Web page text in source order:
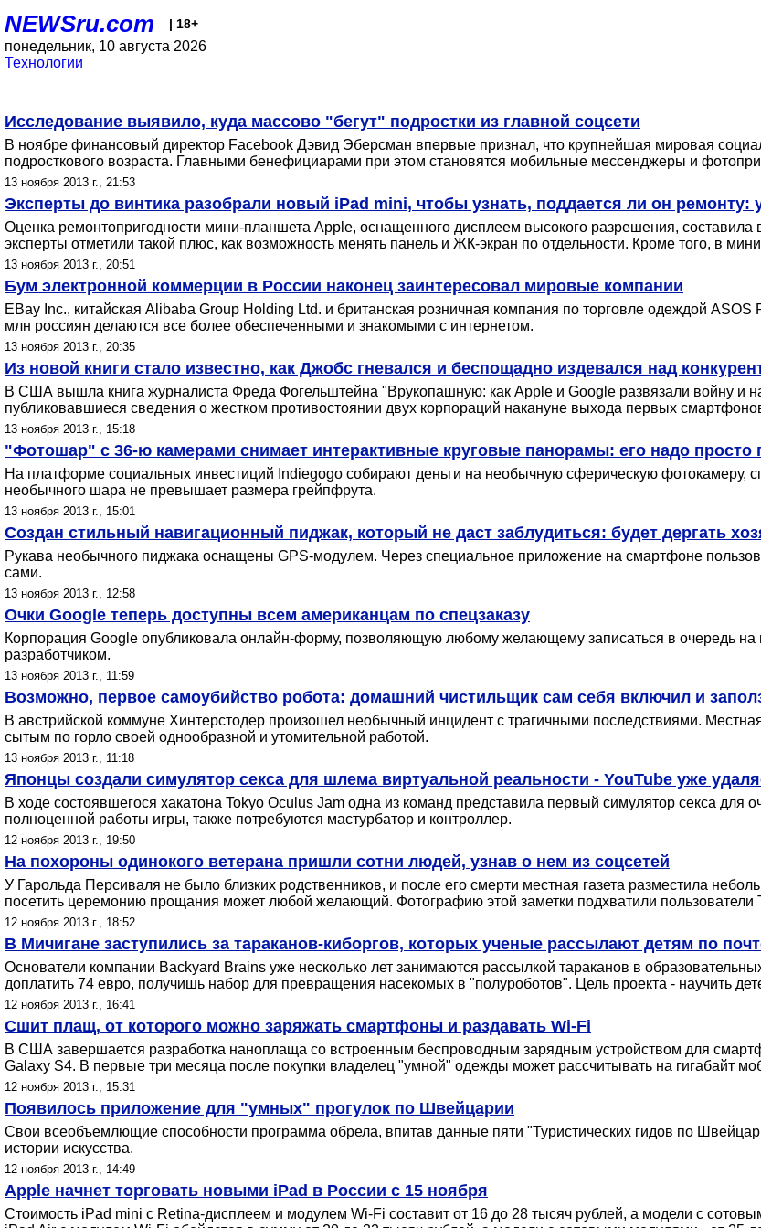
NEWSru.com | 18+
понедельник, 10 августа 2026
Технологии
Исследование выявило, куда массово "бегут" подростки из главной соцсети
В ноябре финансовый директор Facebook Дэвид Эберсман впервые признал, что крупнейшая мировая
подросткового возраста. Главными бенефициарами при этом становятся мобильные мессенджеры и
13 ноября 2013 г., 21:53
Эксперты до винтика разобрали новый iPad mini, чтобы узнать, поддается ли он ремонту:
Оценка ремонтопригодности мини-планшета Apple, оснащенного дисплеем высокого разрешения,
эксперты отметили такой плюс, как возможность менять панель и ЖК-экран по отдельности. Кроме того, в
13 ноября 2013 г., 20:51
Бум электронной коммерции в России наконец заинтересовал мировые компании
EBay Inc., китайская Alibaba Group Holding Ltd. и британская розничная компания по торговле одеждой
млн россиян делаются все более обеспеченными и знакомыми с интернетом.
13 ноября 2013 г., 20:35
Из новой книги стало известно, как Джобс гневался и беспощадно издевался над
В США вышла книга журналиста Фреда Фогельштейна "Врукопашную: как Apple и Google развязали войну и
публиковавшиеся сведения о жестком противостоянии двух корпораций накануне выхода первых
13 ноября 2013 г., 15:18
"Фотошар" с 36-ю камерами снимает интерактивные круговые панорамы: его надо
На платформе социальных инвестиций Indiegogo собирают деньги на необычную сферическую
необычного шара не превышает размера грейпфрута.
13 ноября 2013 г., 15:01
Создан стильный навигационный пиджак, который не даст заблудиться: будет дергать
Рукава необычного пиджака оснащены GPS-модулем. Через специальное приложение на смартфоне
сами.
13 ноября 2013 г., 12:58
Очки Google теперь доступны всем американцам по спецзаказу
Корпорация Google опубликовала онлайн-форму, позволяющую любому желающему записаться в очередь
разработчиком.
13 ноября 2013 г., 11:59
Возможно, первое самоубийство робота: домашний чистильщик сам себя включил и
В австрийской коммуне Хинтерстодер произошел необычный инцидент с трагичными последствиями.
сытым по горло своей однообразной и утомительной работой.
13 ноября 2013 г., 11:18
Японцы создали симулятор секса для шлема виртуальной реальности - YouTube уже
В ходе состоявшегося хакатона Tokyo Oculus Jam одна из команд представила первый симулятор секса для
полноценной работы игры, также потребуются мастурбатор и контроллер.
12 ноября 2013 г., 19:50
На похороны одинокого ветерана пришли сотни людей, узнав о нем из соцсетей
У Гарольда Персиваля не было близких родственников, и после его смерти местная газета разместила
посетить церемонию прощания может любой желающий. Фотографию этой заметки подхватили пользователи
12 ноября 2013 г., 18:52
В Мичигане заступились за тараканов-киборгов, которых ученые рассылают детям по
Основатели компании Backyard Brains уже несколько лет занимаются рассылкой тараканов в
доплатить 74 евро, получишь набор для превращения насекомых в "полуроботов". Цель проекта - научить
12 ноября 2013 г., 16:41
Сшит плащ, от которого можно заряжать смартфоны и раздавать Wi-Fi
В США завершается разработка наноплаща со встроенным беспроводным зарядным устройством для
Galaxy S4. В первые три месяца после покупки владелец "умной" одежды может рассчитывать на гигабайт
12 ноября 2013 г., 15:31
Появилось приложение для "умных" прогулок по Швейцарии
Свои всеобъемлющие способности программа обрела, впитав данные пяти "Туристических гидов по
истории искусства.
12 ноября 2013 г., 14:49
Apple начнет торговать новыми iPad в России с 15 ноября
Стоимость iPad mini с Retina-дисплеем и модулем Wi-Fi составит от 16 до 28 тысяч рублей, а модели с